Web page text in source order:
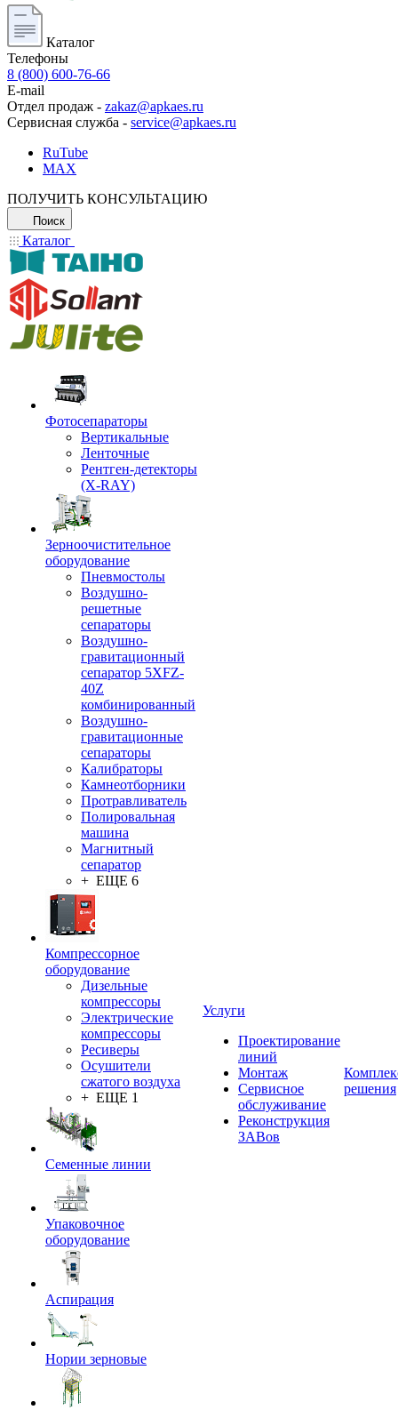
Каталог
Телефоны
8 (800) 600-76-66
E-mail
Отдел продаж - zakaz@apkaes.ru
Сервисная служба - service@apkaes.ru
RuTube
MAX
ПОЛУЧИТЬ КОНСУЛЬТАЦИЮ
Поиск
Каталог
Фотосепараторы
Вертикальные
Ленточные
Рентген-детекторы
(X-RAY)
Зерноочистительное
оборудование
Пневмостолы
Воздушно-
решетные
сепараторы
Воздушно-
гравитационный
сепаратор 5XFZ-
40Z
комбинированный
Воздушно-
гравитационные
сепараторы
Калибраторы
Камнеотборники
Протравливатель
Полировальная
машина
Магнитный
сепаратор
+ ЕЩЕ 6
Компрессорное
оборудование
Дизельные
компрессоры
Электрические
компрессоры
Ресиверы
Осушители
сжатого воздуха
+ ЕЩЕ 1
Семенные линии
Упаковочное
оборудование
Аспирация
Нории зерновые
Услуги
Проектирование
линий
Монтаж
Сервисное
обслуживание
Реконструкция
ЗАВов
решения